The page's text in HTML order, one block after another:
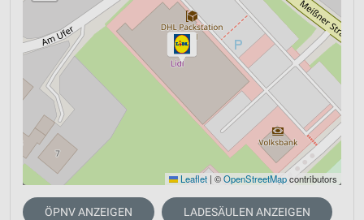
Leaflet | ©OpenStreetMapcontributors
ÖPNV ANZEIGEN LADESÄULEN ANZEIGEN